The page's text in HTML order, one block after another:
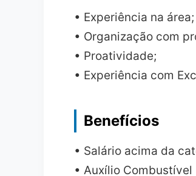
• Experiência na área;
• Organização com
• Proatividade;
• Experiência com
Benefícios
• Salário acima da
• Auxílio Combustível